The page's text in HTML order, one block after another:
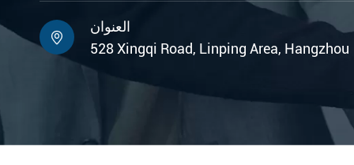

العنوان
528 Xingqi Road, Linping Area, Hangzhou